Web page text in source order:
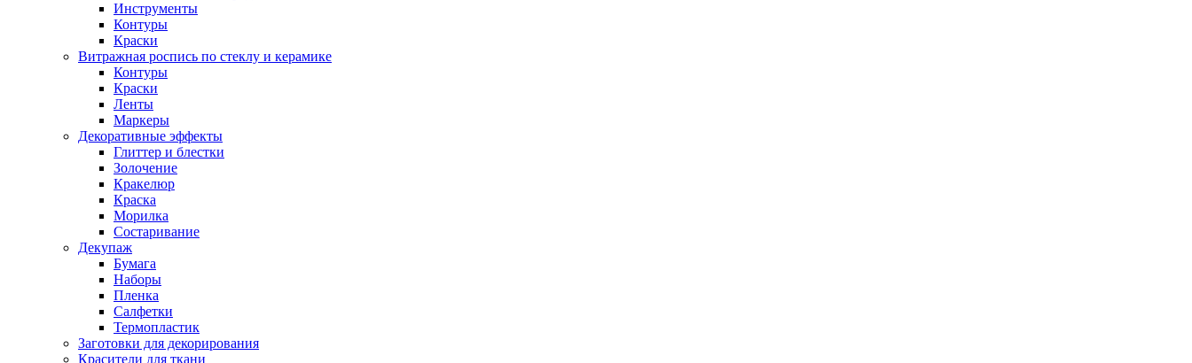
Инструменты
Контуры
Краски
Витражная роспись по стеклу и керамике
Контуры
Краски
Ленты
Маркеры
Декоративные эффекты
Глиттер и блестки
Золочение
Кракелюр
Краска
Морилка
Состаривание
Декупаж
Бумага
Наборы
Пленка
Салфетки
Термопластик
Заготовки для декорирования
Красители для ткани